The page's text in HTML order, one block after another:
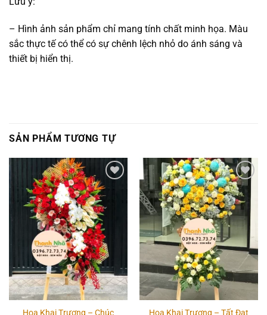
– Hình ảnh sản phẩm chỉ mang tính chất minh họa. Màu
sắc thực tế có thể có sự chênh lệch nhỏ do ánh sáng và
thiết bị hiển thị.
SẢN PHẨM TƯƠNG TỰ
Add to
wishlist
Hoa Khai Trương – Chúc
Add to
wishlist
Hoa Khai Trương – Tất Đạt